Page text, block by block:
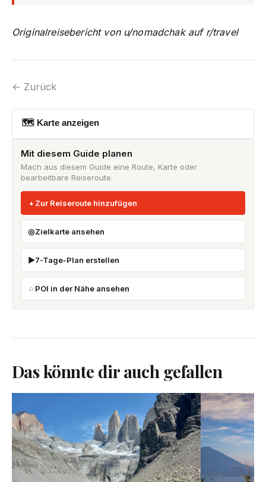
Originalreisebericht von u/nomadchak auf r/travel
← Zurück
🗺 Karte anzeigen
Mit diesem Guide planen
Mach aus diesem Guide eine Route, Karte oder
bearbeitbare Reiseroute.
Zur Reiseroute hinzufügen
Zielkarte ansehen
7-Tage-Plan erstellen
POI in der Nähe ansehen
Das könnte dir auch gefallen